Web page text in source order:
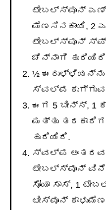
ಟೇಬಲ್ಸ್ಪೂನ್
ಮೆಣಸಿನಕಾಯಿ, 2
ಟೇಬಲ್ಸ್ಪೂನ್
ಚೆನ್ನಾಗಿ
½ ಈರುಳ್ಳಿಯನ್ನು
ಸ್ವಲ್ಪ
ಈಗ 5 ಬೀನ್ಸ್, 1
ಮತ್ತು
ಹುರಿಯಿರಿ.
ಸ್ವಲ್ಪ
ಟೇಬಲ್ಸ್ಪೂನ್
ಸೋಯಾ ಸಾಸ್, 1
ಟೀಸ್ಪೂನ್